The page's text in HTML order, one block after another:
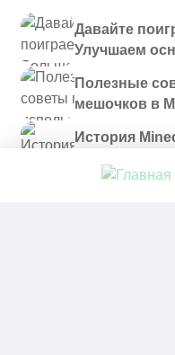
Давайте
Улучшаем
Полезные
мешочков в
История